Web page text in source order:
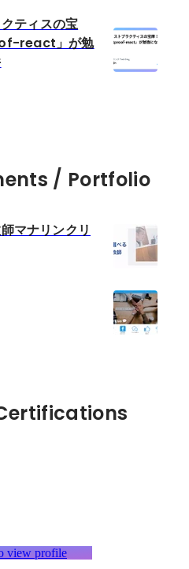
ティスの宝
react」が勉
/ Portfolio
マナリンクリ
view profile